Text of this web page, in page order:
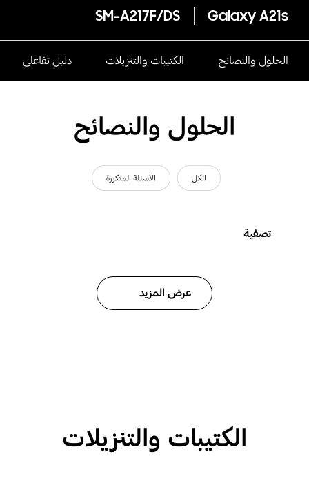
Galaxy A21s
SM-A217F/DS
الحلول والنصائح الكتيبات والتنزيلات دليل تفاعلى
الحلول والنصائح
الكل الأسئلة المتكررة
تصفية
عرض المزيد
الكتيبات والتنزيلات